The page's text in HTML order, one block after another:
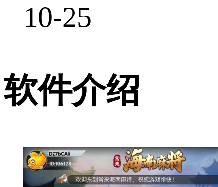
10-25
软件介绍